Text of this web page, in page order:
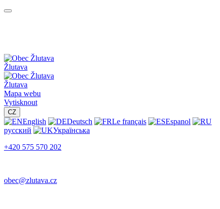
Žlutava
Žlutava
Mapa webu
Vytisknout
CZ
English Deutsch Le français
Espanol
русский
Українська
+420 575 570 202
obec@zlutava.cz